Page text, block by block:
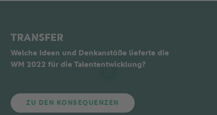
TRANSFER
Welche Ideen und Denkanstöße lieferte die
WM 2022 für die Talententwicklung?
ZU DEN KONSEQUENZEN